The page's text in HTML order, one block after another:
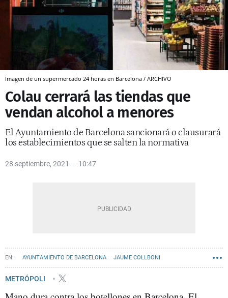
Imagen de un supermercado 24 horas en Barcelona / ARCHIVO
Colau cerrará las tiendas que
vendan alcohol a menores
El Ayuntamiento de Barcelona sancionará o clausurará
los establecimientos que se salten la normativa
28 septiembre, 2021 10:47
AYUNTAMIENTO DE BARCELONA JAUME COLLBONI
METRÓPOLI